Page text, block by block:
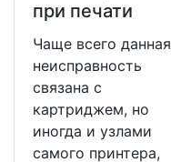
при печати
Чаще всего данная
неисправность
связана с
картриджем, но
иногда и узлами
самого принтера,